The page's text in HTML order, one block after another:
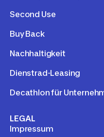
Second Use
Buy Back
Nachhaltigkeit
Dienstrad-Leasing
Decathlon für
LEGAL
Impressum